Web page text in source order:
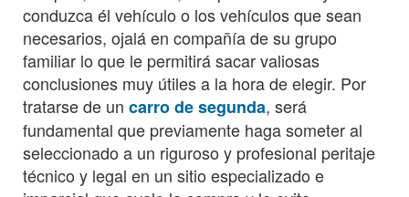
conduzca él vehículo o los vehículos que sean
necesarios, ojalá en compañía de su grupo
familiar lo que le permitirá sacar valiosas
conclusiones muy útiles a la hora de elegir. Por
tratarse de un carro de segunda, será
fundamental que previamente haga someter al
seleccionado a un riguroso y profesional peritaje
técnico y legal en un sitio especializado e